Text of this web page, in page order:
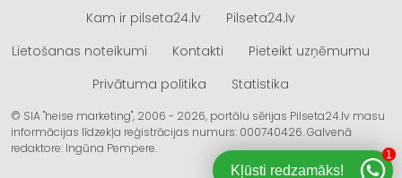
Kam ir pilseta24.lv
Pilseta24.lv
Lietošanas noteikumi
Kontakti
Pieteikt uzņēmumu
Privātuma politika
Statistika
© SIA "heise marketing", 2006 - 2026, portālu sērijas Pilseta24.lv masu
informācijas līdzekļa reģistrācijas numurs: 000740426. Galvenā
redaktore: Ingūna Pempere.
Kļūsti redzamāks!
1